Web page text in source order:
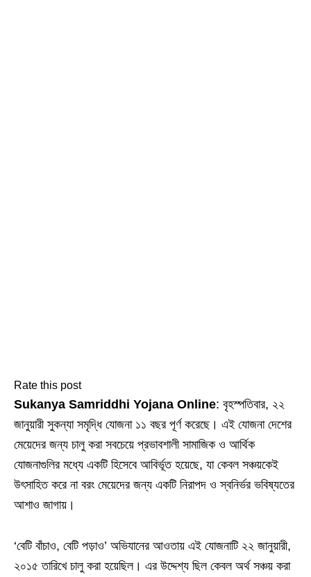
Rate this post
Sukanya Samriddhi Yojana Online: বৃহস্পতিবার, ২২
জানুয়ারী সুকন্যা সমৃদ্ধি যোজনা ১১ বছর পূর্ণ করেছে। এই যোজনা দেশের
মেয়েদের জন্য চালু করা সবচেয়ে প্রভাবশালী সামাজিক ও আর্থিক
যোজনাগুলির মধ্যে একটি হিসেবে আবির্ভূত হয়েছে, যা কেবল সঞ্চয়কেই
উৎসাহিত করে না বরং মেয়েদের জন্য একটি নিরাপদ ও স্বনির্ভর ভবিষ্যতের
আশাও জাগায়।
‘বেটি বাঁচাও, বেটি পড়াও’ অভিযানের আওতায় এই যোজনাটি ২২ জানুয়ারী,
২০১৫ তারিখে চালু করা হয়েছিল। এর উদ্দেশ্য ছিল কেবল অর্থ সঞ্চয় করা